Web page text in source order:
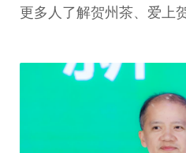
更多人了解贺州茶、爱上